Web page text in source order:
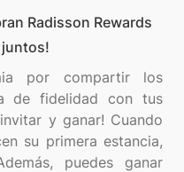
Radisson Rewards
por compartir los
de fidelidad con tus
y ganar! Cuando
su primera estancia,
puedes ganar